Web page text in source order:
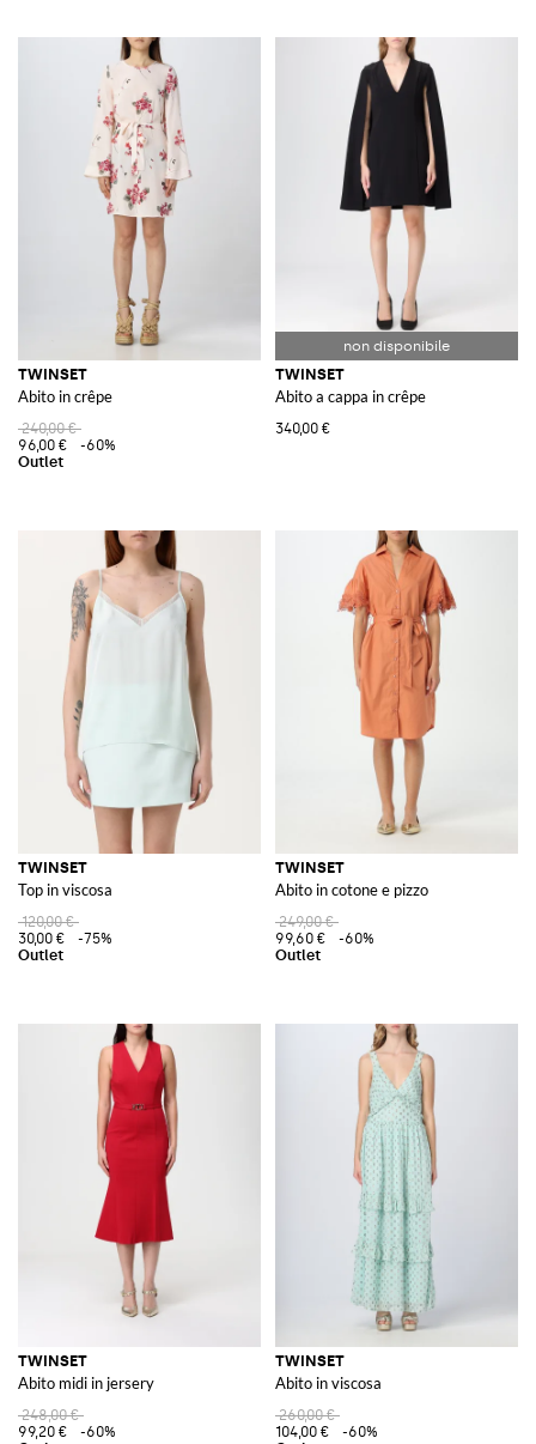
TWINSET
Abito in crêpe
240,00 €
96,00 €
-60%
TWINSET
Abito a cappa in crêpe
340,00 €
TWINSET
Top in viscosa
120,00 €
30,00 €
-75%
TWINSET
Abito in cotone e pizzo
249,00 €
99,60 €
-60%
TWINSET
Abito midi in jersery
248,00 €
99,20 €
-60%
TWINSET
Abito in viscosa
260,00 €
104,00 €
-60%